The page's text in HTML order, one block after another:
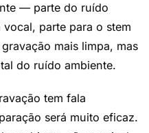
— parte do ruído
parte para o stem
mais limpa, mas
do ruído ambiente.
tem fala
será muito eficaz.